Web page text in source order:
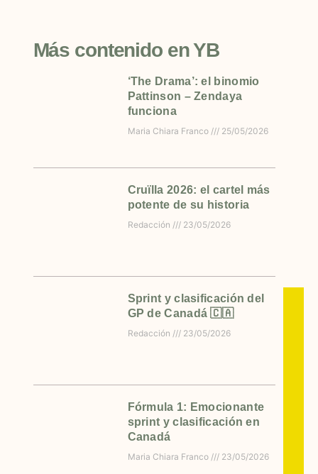
Más contenido en YB
‘The Drama’: el binomio
Pattinson – Zendaya
funciona
Maria Chiara Franco 25/05/2026
Cruïlla 2026: el cartel más
potente de su historia
Redacción 23/05/2026
Sprint y clasificación del
GP de Canadá 🇨🇦
Redacción 23/05/2026
Fórmula 1: Emocionante
sprint y clasificación en
Canadá
Maria Chiara Franco 23/05/2026